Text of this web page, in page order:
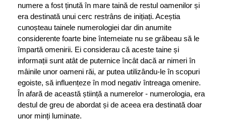
numere a fost ținută în mare taină de restul oamenilor și
era destinată unui cerc restrâns de inițiați. Aceștia
cunoșteau tainele numerologiei dar din anumite
considerente foarte bine întemeiate nu se grăbeau să le
împartă omenirii. Ei considerau că aceste taine și
informații sunt atât de puternice încât dacă ar nimeri în
mâinile unor oameni răi, ar putea utilizându-le în scopuri
egoiste, să influențeze în mod negativ întreaga omenire.
În afară de această știință a numerelor - numerologia, era
destul de greu de abordat și de aceea era destinată doar
unor minți luminate.